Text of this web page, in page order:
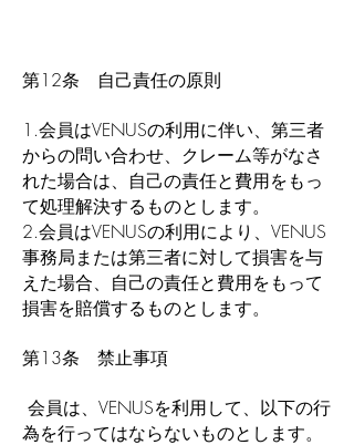
第12条 自己責任の原則
1.会員はVENUSの利用に伴い、第三者
からの問い合わせ、クレーム等がなさ
れた場合は、自己の責任と費用をもっ
て処理解決するものとします。
2.会員はVENUSの利用により、VENUS
事務局または第三者に対して損害を与
えた場合、自己の責任と費用をもって
損害を賠償するものとします。
第13条 禁止事項
会員は、VENUSを利用して、以下の行
為を行ってはならないものとします。